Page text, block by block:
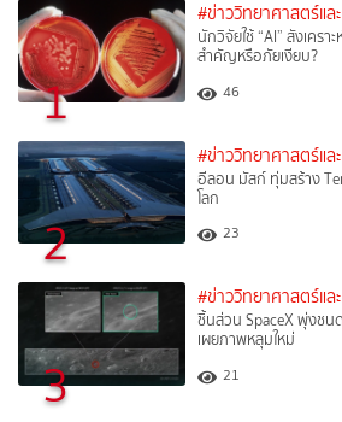
1
#ข่าววิทยาศาสตร์แล
นักวิจัยใช้ “AI” สังเครา
สำคัญหรือภัยเงียบ?
46
2
#ข่าววิทยาศาสตร์แล
อีลอน มัสก์ ทุ่มสร้าง
โลก
23
3
#ข่าววิทยาศาสตร์แล
ชิ้นส่วน SpaceX พุ่งชน
เผยภาพหลุมใหม่
21